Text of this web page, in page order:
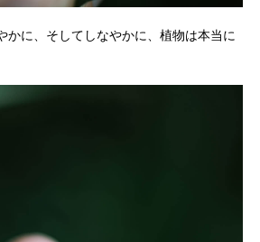
に、そしてしなやかに、植物は本当に